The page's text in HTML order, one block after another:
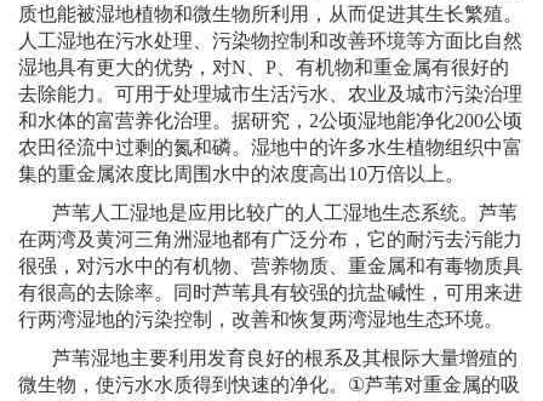
质也能被湿地植物和微生物所利用，从而促进其生长繁殖。
人工湿地在污水处理、污染物控制和改善环境等方面比自然
湿地具有更大的优势，对N P 、有机物和重金属有很好的
去除能力。可用于处理城市生活污水、农业及城市污染治理
和水体的富营养化治理。据研究， 2公顷湿地能净化200公顷
农田径流中过剩的氮和磷。湿地中的许多水生植物组织中富
集的重金属浓度比周围水中的浓度高出10万倍以上。
芦苇人工湿地是应用比较广的人工湿地生态系统。芦苇
在两湾及黄河三角洲湿地都有广泛分布，它的耐污去污能力
很强，对污水中的有机物、营养物质、重金属和有毒物质具
有很高的去除率。同时芦苇具有较强的抗盐碱性，可用来进
行两湾湿地的污染控制，改善和恢复两湾湿地生态环境。
芦苇湿地主要利用发育良好的根系及其根际大量增殖的
微生物，使污水水质得到快速的净化。 ①芦苇对重金属的吸